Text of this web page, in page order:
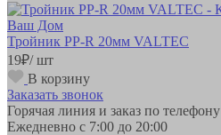
Тройник РР-R 20мм VALTEC
19₽/ шт
В корзину
Заказать звонок
Горячая линия и заказ по телефону
Ежедневно с 7:00 до 20:00